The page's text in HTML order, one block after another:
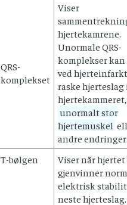
QRS-
komplekset
Viser
hjertekamrene.
Unormale QRS-
komplekser kan
ved
raske hjerteslag
hjertekammeret,
unormalt stor
hjertemuskel
andre
T-bølgen
Viser når hjertet
gjenvinner
elektrisk
neste hjerteslag.